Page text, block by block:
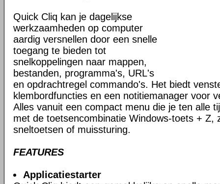
Quick Cliq kan je dagelijkse
werkzaamheden op computer
aardig versnellen door een snelle
toegang te bieden tot
snelkoppelingen naar mappen,
bestanden, programma's, URL's
en opdrachtregel commando's. Het biedt
klembordfuncties en een notitiemanager voor
Alles vanuit een compact menu die je ten alle
met de toetsencombinatie Windows-toets + Z,
sneltoetsen of muissturing.
FEATURES
Applicatiestarter